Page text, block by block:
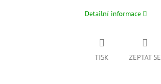
Detailní informace
TISK ZEPTAT SE